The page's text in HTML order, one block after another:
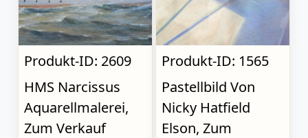
Produkt-ID: 2609
HMS Narcissus
Aquarellmalerei,
Zum Verkauf
Produkt-ID: 1565
Pastellbild Von
Nicky Hatfield
Elson, Zum